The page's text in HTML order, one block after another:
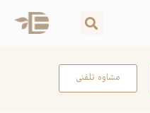
مشاوه تلفنی